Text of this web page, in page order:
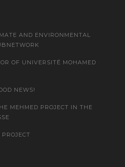
AND ENVIRONMENTAL
OF UNIVERSITÉ MOHAMED
NEWS!
MEHMED PROJECT IN THE